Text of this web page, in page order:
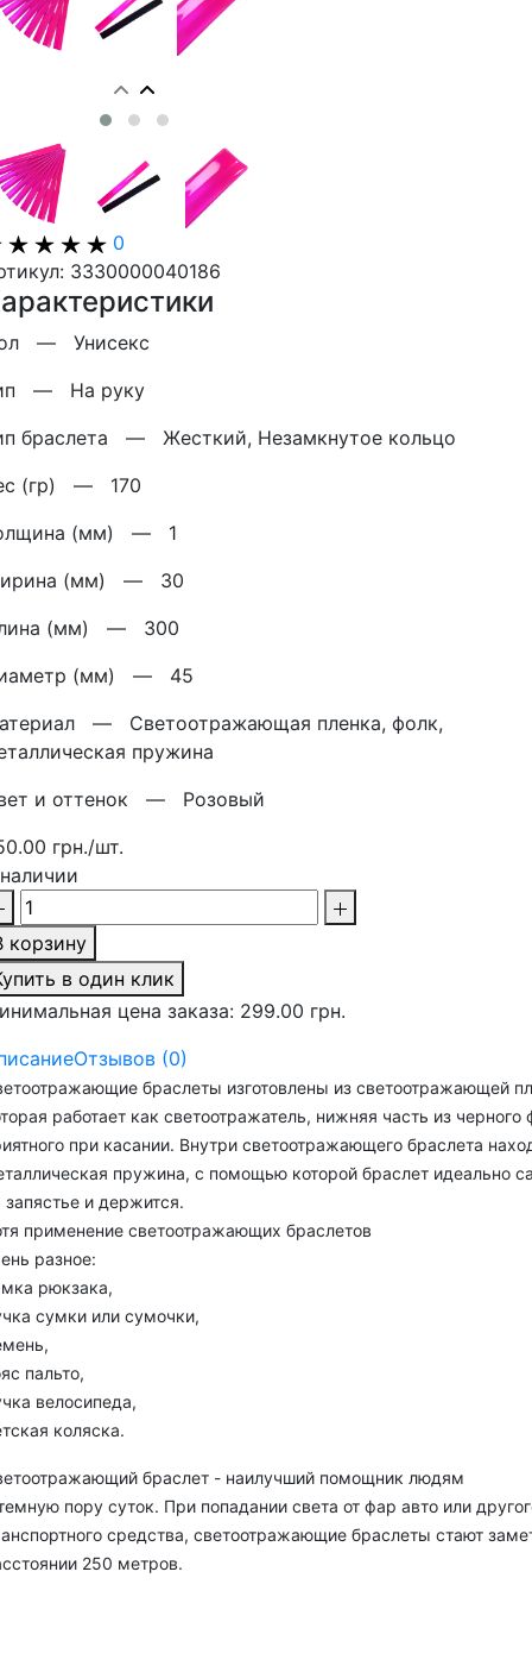
0
3330000040186
— Унисекс
— На руку
браслета — Жесткий, Незамкнутое кольцо
(гр) — 170
(мм) — 1
(мм) — 30
(мм) — 300
(мм) — 45
— Светоотражающая пленка, фолк,
пружина
и оттенок — Розовый
грн./шт.
корзину
в один клик
цена заказа: 299.00 грн.
Отзывов (0)
браслеты изготовлены из светоотражающей
работает как светоотражатель, нижняя часть из черного
при касании. Внутри светоотражающего браслета
пружина, с помощью которой браслет идеально
запястье и держится.
применение светоотражающих браслетов
разное:
рюкзака,
сумки или сумочки,
пальто,
велосипеда,
коляска.
браслет - наилучший помощник людям
пору суток. При попадании света от фар авто или
средства, светоотражающие браслеты стают
250 метров.